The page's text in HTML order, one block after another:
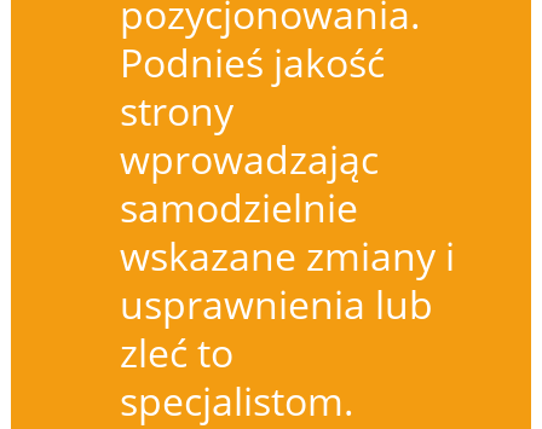
pozycjonowania.
Podnieś jakość
strony
wprowadzając
samodzielnie
wskazane zmiany i
usprawnienia lub
zleć to
specjalistom.